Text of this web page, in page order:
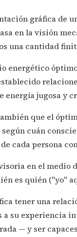
gráfica de
en la visión
una cantidad
energético
energía jugosa y
que el
cuán
cada persona
en el medio
es quién ("yo"
tener una
a su experiencia
— y ser